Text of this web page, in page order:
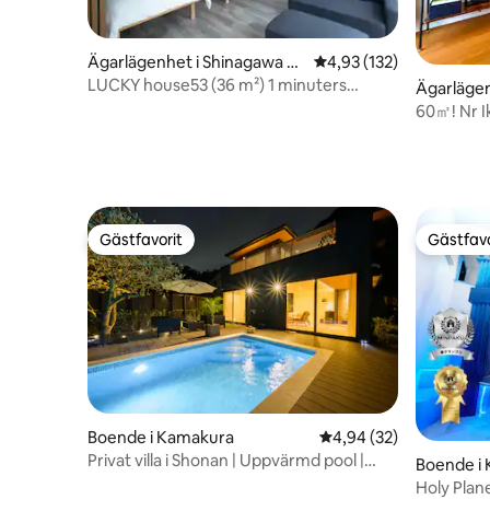
Ägarlägenhet i Shinagawa Ci
ty
4,93 av 5 i
4,93 (132)
LUCKY house53 (36 m²) 1 minuters
60㎡! Nr
Gästfavorit
Gästfavorit
Boende i Kamakura 4,94 av 5 i
4,94 (32)
Privat villa i Shonan | Uppvärmd pool |
Boende i
Holy